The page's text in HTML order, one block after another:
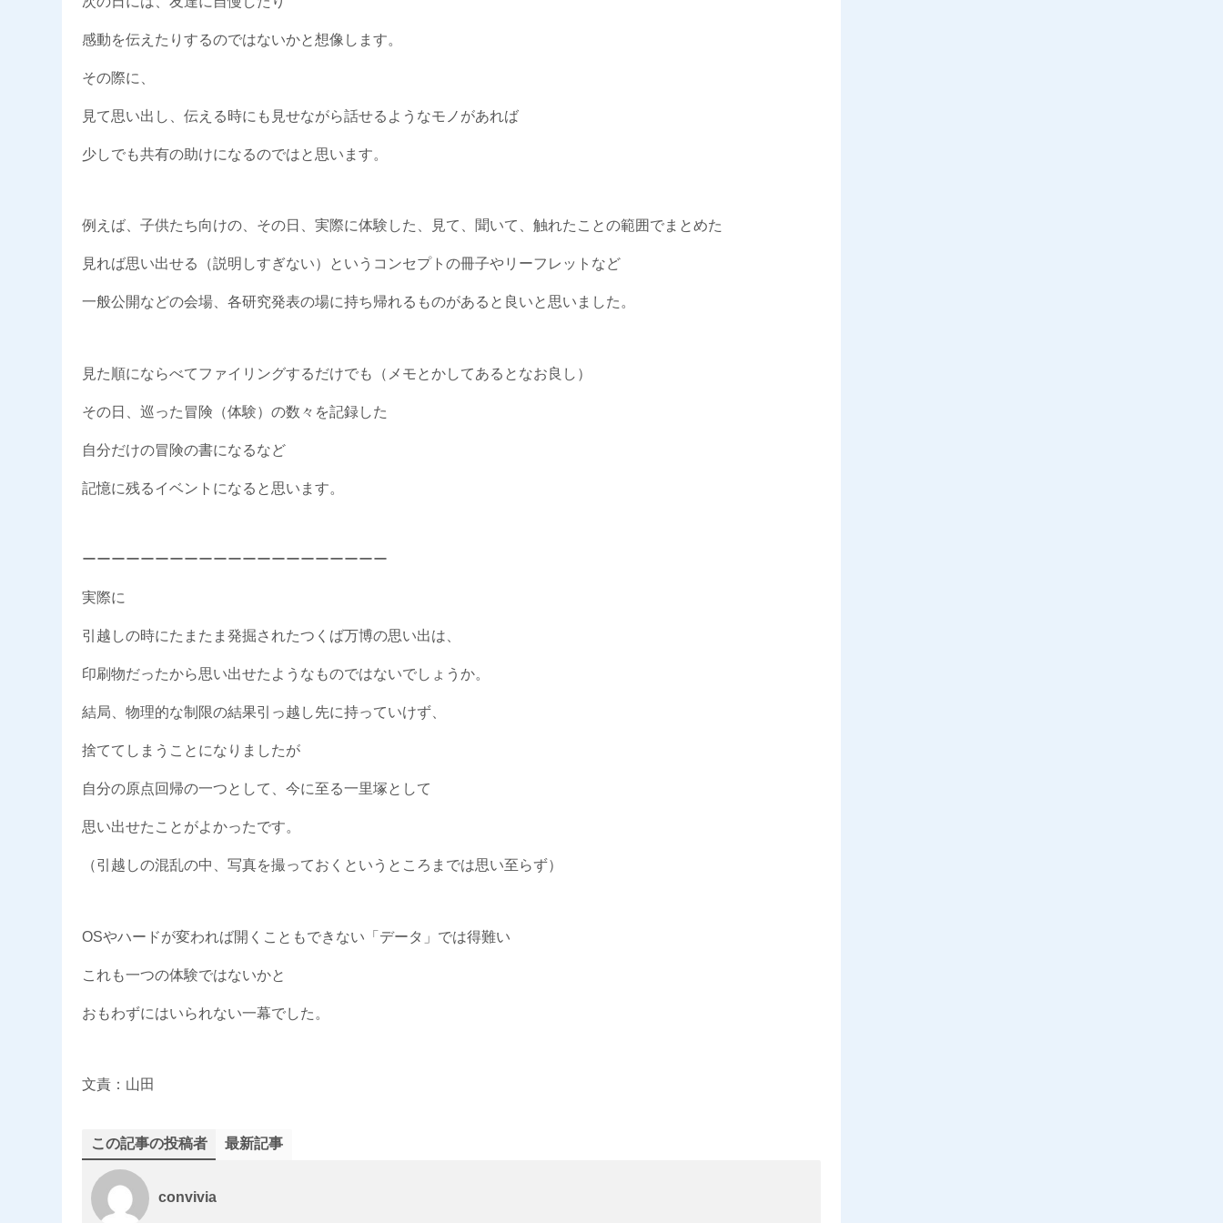
感動を伝えたりするのではないかと想像します。
その際に、
見て思い出し、伝える時にも見せながら話せるようなモノがあれば
少しでも共有の助けになるのではと思います。
例えば、子供たち向けの、その日、実際に体験した、見て、聞いて、触れたことの範囲でまとめた
見れば思い出せる（説明しすぎない）というコンセプトの冊子やリーフレットなど
一般公開などの会場、各研究発表の場に持ち帰れるものがあると良いと思いました。
見た順にならべてファイリングするだけでも（メモとかしてあるとなお良し）
その日、巡った冒険（体験）の数々を記録した
自分だけの冒険の書になるなど
記憶に残るイベントになると思います。
ーーーーーーーーーーーーーーーーーーーーー
実際に
引越しの時にたまたま発掘されたつくば万博の思い出は、
印刷物だったから思い出せたようなものではないでしょうか。
結局、物理的な制限の結果引っ越し先に持っていけず、
捨ててしまうことになりましたが
自分の原点回帰の一つとして、今に至る一里塚として
思い出せたことがよかったです。
（引越しの混乱の中、写真を撮っておくというところまでは思い至らず）
OSやハードが変われば開くこともできない「データ」では得難い
これも一つの体験ではないかと
おもわずにはいられない一幕でした。
文責：山田
この記事の投稿者 最新記事
convivia